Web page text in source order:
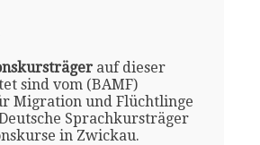
auf dieser
sind vom (BAMF)
Migration und Flüchtlinge
Sprachkursträger
in Zwickau.